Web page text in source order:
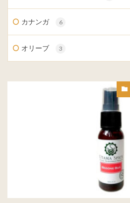
カナンガ 6
オリーブ 3